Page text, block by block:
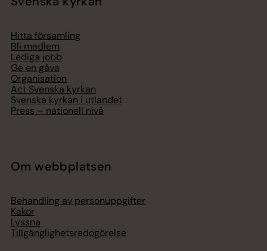
Hitta församling
Bli medlem
Lediga jobb
Ge en gåva
Organisation
Act Svenska kyrkan
Svenska kyrkan i utlandet
Press – nationell nivå
Om webbplatsen
Behandling av personuppgifter
Kakor
Lyssna
Tillgänglighetsredogörelse